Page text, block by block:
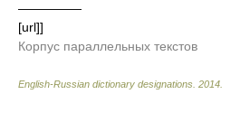
—————
[url]]
Корпус параллельных текстов
English-Russian dictionary designations 2014